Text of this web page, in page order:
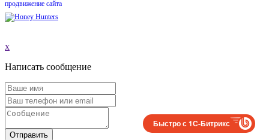
продвижение сайта
x
Написать сообщение
Отправить
Быстро с 1С-Битрикс